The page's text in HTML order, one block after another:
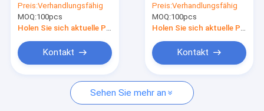
anhebende Klammer
Antriebsscheiben-Block-Flaschenzug
Handhubwagen
verschlossener
handbetriebener
Handkurbel
Preis:Verhandlungsfähig
MOQ:100pcs
Holen Sie sich aktuelle Preis
Kontakt
Handkurbel 1000kg
Preis:Verhandlungsfähig
MOQ:100pcs
Holen Sie sich aktuelle Preis
Kontakt
Sehen Sie mehr an